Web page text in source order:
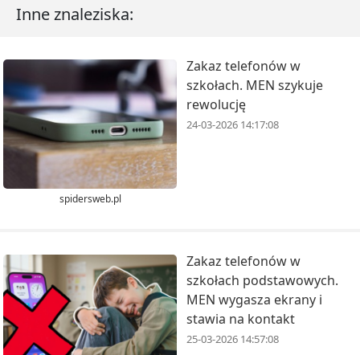
Inne znaleziska:
spidersweb.pl
Zakaz telefonów w
szkołach. MEN szykuje
rewolucję
24-03-2026 14:17:08
Zakaz telefonów w
szkołach podstawowych.
MEN wygasza ekrany i
stawia na kontakt
25-03-2026 14:57:08